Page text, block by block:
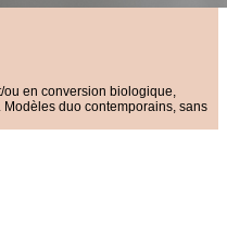
en conversion biologique,
duo contemporains, sans